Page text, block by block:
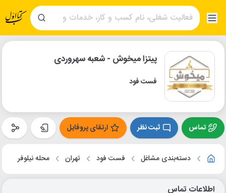
پیتزا میخوش - شعبه سهروردی
فست فود
تماس ثبت نظر ارتقای پروفایل
دسته‌بندی مشاغل فست فود تهران محله نیلوفر
اطلاعات تماس